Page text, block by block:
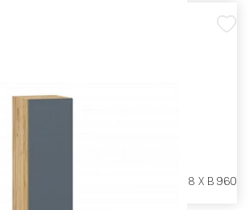
Ш 400 X Г 318 X В 960